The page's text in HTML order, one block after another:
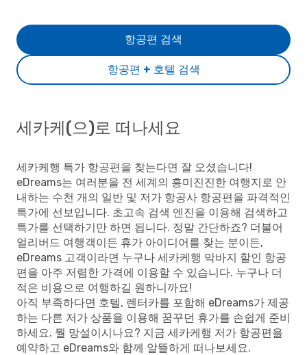
항공편 + 호텔 검색
항공편 검색
세카케(으)로 떠나세요
세카케행 특가 항공편을 찾는다면 잘 오셨습니다!
eDreams는 여러분을 전 세계의 흥미진진한 여행지로 안
내하는 수천 개의 일반 및 저가 항공사 항공편을 파격적인
특가에 선보입니다. 초고속 검색 엔진을 이용해 검색하고
특가를 선택하기만 하면 됩니다. 정말 간단하죠? 더불어
얼리버드 여행객이든 휴가 아이디어를 찾는 분이든,
eDreams 고객이라면 누구나 세카케행 막바지 할인 항공
편을 아주 저렴한 가격에 이용할 수 있습니다. 누구나 더
적은 비용으로 여행하길 원하니까요!
아직 부족하다면 호텔, 렌터카를 포함해 eDreams가 제공
하는 다른 저가 상품을 이용해 꿈꾸던 휴가를 손쉽게 준비
하세요. 뭘 망설이시나요? 지금 세카케행 저가 항공편을
예약하고 eDreams와 함께 알뜰하게 떠나보세요.